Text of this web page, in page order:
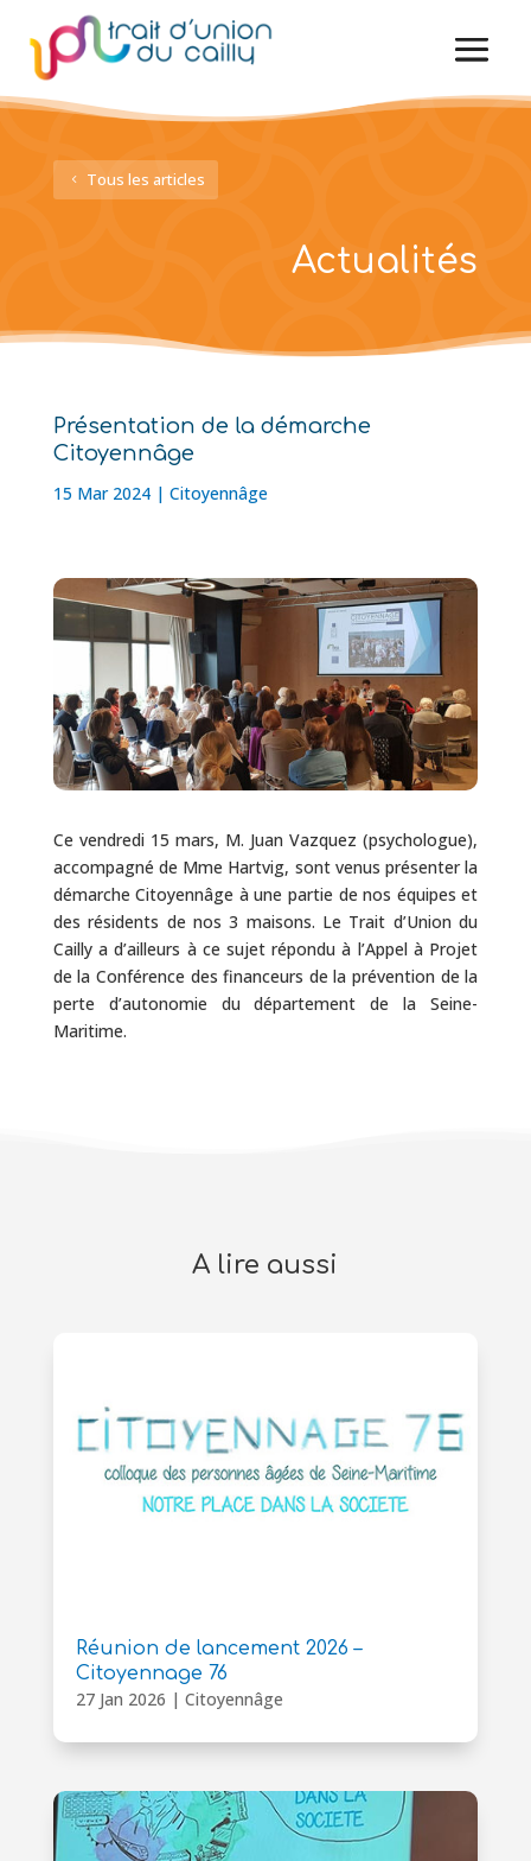
Tous les articles
Actualités
Présentation de la démarche
Citoyennâge
15 Mar 2024| Citoyennâge
Ce vendredi 15 mars, M. Juan Vazquez (psychologue),
accompagné de Mme Hartvig, sont venus présenter la
démarche Citoyennâge à une partie de nos équipes et
des résidents de nos 3 maisons. Le Trait d’Union du
Cailly a d’ailleurs à ce sujet répondu à l’Appel à Projet
de la Conférence des financeurs de la prévention de la
perte d’autonomie du département de la Seine-
Maritime.
A lire aussi
Réunion de lancement 2026 –
Citoyennage 76
27 Jan 2026 | Citoyennâge